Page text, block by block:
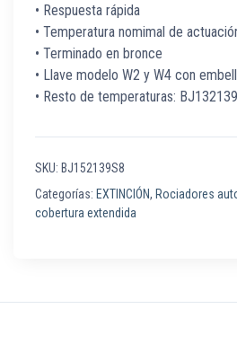
• Respuesta rápida
• Temperatura nomimal de
• Terminado en bronce
• Llave modelo W2 y W4 con
• Resto de temperaturas:
SKU: BJ152139S8
Categorías: EXTINCIÓN, Rociadores
cobertura extendida